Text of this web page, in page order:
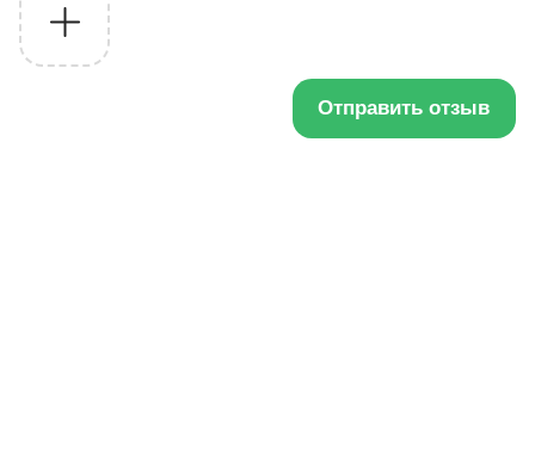
Отправить отзыв